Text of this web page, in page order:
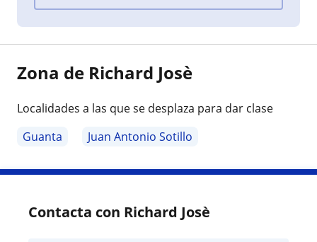
Zona de Richard Josè
Localidades a las que se desplaza para dar clase
Guanta
Juan Antonio Sotillo
Contacta con Richard Josè